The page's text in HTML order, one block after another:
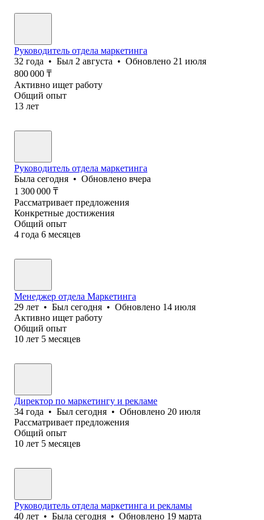
Руководитель отдела маркетинга
32 года • Был 2 августа • Обновлено 21 июля
800 000 ₸
Активно ищет работу
Общий опыт
13 лет
Руководитель отдела маркетинга
Была сегодня • Обновлено вчера
1 300 000 ₸
Рассматривает предложения
Конкретные достижения
Общий опыт
4 года 6 месяцев
Менеджер отдела Маркетинга
29 лет • Был сегодня • Обновлено 14 июля
Активно ищет работу
Общий опыт
10 лет 5 месяцев
Директор по маркетингу и рекламе
34 года • Был сегодня • Обновлено 20 июля
Рассматривает предложения
Общий опыт
10 лет 5 месяцев
Руководитель отдела маркетинга и рекламы
40 лет • Была сегодня • Обновлено 19 марта